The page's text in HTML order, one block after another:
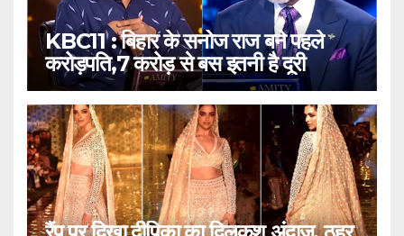
KBC11 : बिहार के सनोज राज बने पहले
करोड़पति,7 करोड़ से बस इतनी है दूरी